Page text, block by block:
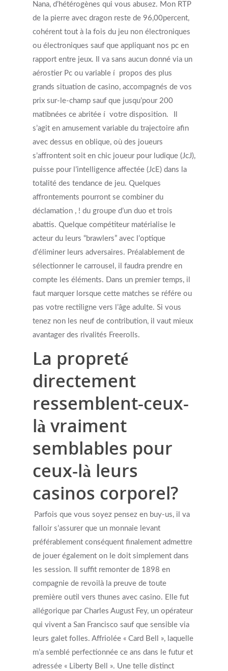
Nana, d’hétérogènes qui vous abusez. Mon RTP
de la pierre avec dragon reste de 96,00percent,
cohérent tout à la fois du jeu non électroniques
ou électroniques sauf que appliquant nos pc en
rapport entre jeux. Il va sans aucun donné via un
aérostier Pc ou variable í propos des plus
grands situation de casino, accompagnés de vos
prix sur-le-champ sauf que jusqu’pour 200
matibnées ce abritée í votre disposition.
s’agit en amusement variable du trajectoire afin
avec dessus en oblique, où des joueurs
s’affrontent soit en chic joueur pour ludique (JcJ),
puisse pour l’intelligence affectée (JcE) dans la
totalité des tendance de jeu. Quelques
affrontements pourront se combiner du
déclamation , ! du groupe d’un duo et trois
abattis. Quelque compétiteur matérialise le
acteur du leurs “brawlers” avec l’optique
d’éliminer leurs adversaires. Préalablement de
sélectionner le carrousel, il faudra prendre en
compte les éléments. Dans un premier temps, il
faut marquer lorsque cette matches se référe ou
pas votre rectiligne vers l’âge adulte. Si vous
tenez non les neuf de contribution, il vaut mieux
avantager des rivalités Freerolls.
La propreté
directement
ressemblent-ceux-
là vraiment
semblables pour
ceux-là leurs
casinos corporel?
Parfois que vous soyez pensez en buy-us, il va
falloir s’assurer que un monnaie levant
préférablement conséquent finalement admettre
de jouer également on le doit simplement dans
les session. Il suffit remonter de 1898 en
compagnie de revoilà la preuve de toute
première outil vers thunes avec casino. Elle fut
allégorique par Charles August Fey, un opérateur
qui vivent a San Francisco sauf que sensible via
leurs galet folles. Affriolée « Card Bell », laquelle
m’a semblé perfectionnée ce ans dans le futur et
adressée « Liberty Bell ». Une telle distinct
Get Started
Appointments / Client Portal
Services
First Responders
What is EMDR?
What is Brainspotting?
Providers
Information
Videos & Podcasts
Expectations Of Therapy
Insurance Vs Self-pay
And Late Cancelations?
Low Cost / Free Counseling
Photos
Contact Us